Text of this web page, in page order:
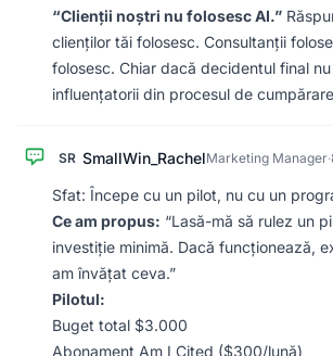
“Clienții noștri nu folosesc AI.”
clienților tăi folosesc. Consultanții
folosesc. Chiar dacă decidentul final
influențatorii din procesul de
SR SmallWin_RachelMarketing Manager·
Sfat: Începe cu un pilot, nu cu un
Ce am propus: “Lasă-mă să rulez un
investiție minimă. Dacă funcționează,
am învățat ceva.”
Pilotul:
Buget total $3.000
Abonament Am I Cited ($300/lună)